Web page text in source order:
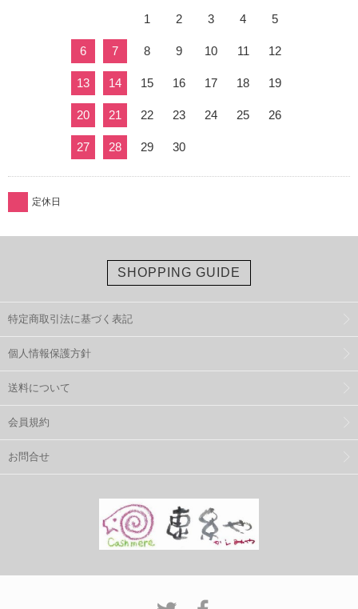
1
2 3 4 5
6 7 8 9 10 11 12
13 14 15 16 17 18 19
20 21 22 23 24 25 26
27 28 29 30
定休日
SHOPPING GUIDE
特定商取引法に基づく表記
個人情報保護方針
送料について
会員規約
お問合せ